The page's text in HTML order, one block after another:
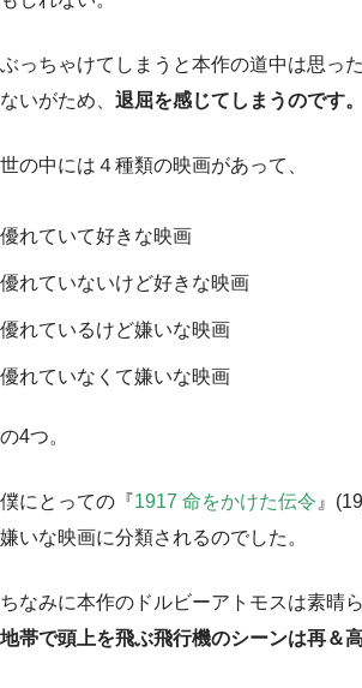
ぶっちゃけてしまうと本作の道中は思っ
ないがため、 退屈を感じてしまうのです。
世の中には４種類の映画があって、
優れていて好きな映画
優れていないけど好きな映画
優れているけど嫌いな映画
優れていなくて嫌いな映画
の4つ。
僕にとっての『1917 命をかけた伝令 』
嫌いな映画に分類されるのでした。
ちなみに本作のドルビーアトモスは素晴ら
地帯で頭上を飛ぶ飛行機のシーンは再＆高